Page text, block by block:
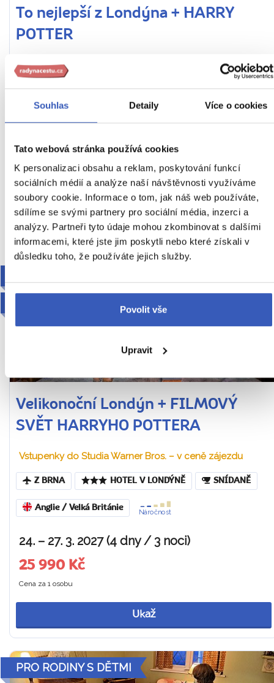
Souhlas Detaily Více o cookies
Tato webová stránka používá cookies
K personalizaci obsahu a reklam, poskytování funkcí
sociálních médií a analýze naší návštěvnosti využíváme
soubory cookie. Informace o tom, jak náš web používáte,
sdílíme se svými partnery pro sociální média, inzerci a
analýzy. Partneři tyto údaje mohou zkombinovat s dalšími
informacemi, které jste jim poskytli nebo které získali v
důsledku toho, že používáte jejich služby.
Povolit vše
Upravit
To nejlepší z Londýna + HARRY
POTTER
Návštěva studií Warner Bros. – vstupenky v ceně zájezdu
Z PRAHY HOTEL V LONDÝNĚ SNÍDANĚ
29. 1. – 1. 2. 2027 (4 dny / 3 noci)
23 590 Kč
Cena za 1 osobu
Ukaž
Velikonoční Londýn + FILMOVÝ
SVĚT HARRYHO POTTERA
Vstupenky do Studia Warner Bros. – v ceně zájezdu
Z BRNA HOTEL V LONDÝNĚ SNÍDANĚ
Anglie / Velká Británie
Náročnost
24. – 27. 3. 2027 (4 dny / 3 noci)
25 990 Kč
Cena za 1 osobu
Ukaž
PRO RODINY S DĚTMI